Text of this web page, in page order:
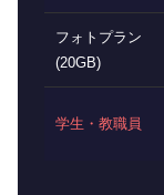
フォトプラン
(20GB)
学生・教職員